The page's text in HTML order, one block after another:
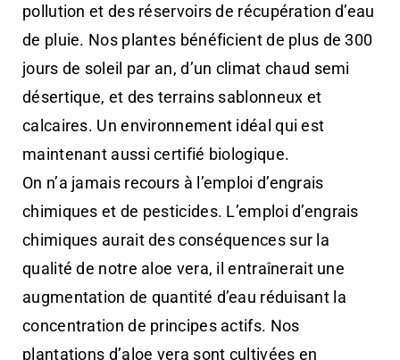
pollution et des réservoirs de récupération d’eau
de pluie. Nos plantes bénéficient de plus de 300
jours de soleil par an, d’un climat chaud semi
désertique, et des terrains sablonneux et
calcaires. Un environnement idéal qui est
maintenant aussi certifié biologique.
On n’a jamais recours à l’emploi d’engrais
chimiques et de pesticides. L’emploi d’engrais
chimiques aurait des conséquences sur la
qualité de notre aloe vera, il entraînerait une
augmentation de quantité d’eau réduisant la
concentration de principes actifs. Nos
plantations d’aloe vera sont cultivées en